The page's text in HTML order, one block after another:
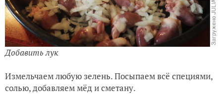
Добавить лук
Измельчаем любую зелень. Посыпаем всё специями,
солью, добавляем мёд и сметану.